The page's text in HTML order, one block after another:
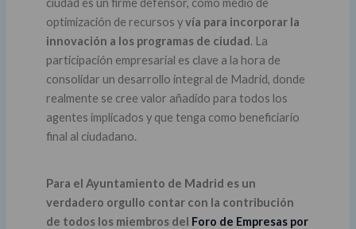
ciudad es un firme defensor, como medio de
optimización de recursos yvía para incorporar la
innovación a los programas de ciudad. La
participación empresarial es clave a la hora de
consolidar un desarrollo integral de Madrid, donde
realmente se cree valor añadido para todos los
agentes implicados y que tenga como beneficiario
final al ciudadano.
Para el Ayuntamiento de Madrid es un
verdadero orgullo contar con la contribución
de todos los miembros del Foro de Empresas por